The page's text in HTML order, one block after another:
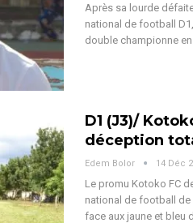
Après sa lourde
national de football
double championne
D1 (J3)/
déception
Edem Bolor 14 Déc
Le promu Kotoko FC
national de football de
face aux jaune et bleu